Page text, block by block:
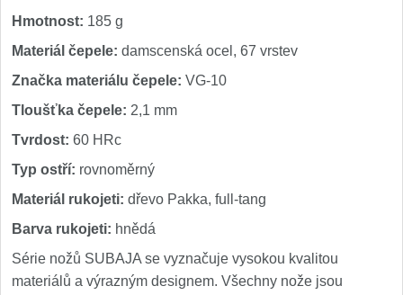
Hmotnost: 185 g
Materiál čepele: damscenská ocel, 67 vrstev
Značka materiálu čepele: VG-10
Tloušťka čepele: 2,1 mm
Tvrdost: 60 HRc
Typ ostří: rovnoměrný
Materiál rukojeti: dřevo Pakka, full-tang
Barva rukojeti: hnědá
Série nožů SUBAJA se vyznačuje vysokou kvalitou
materiálů a výrazným designem. Všechny nože jsou